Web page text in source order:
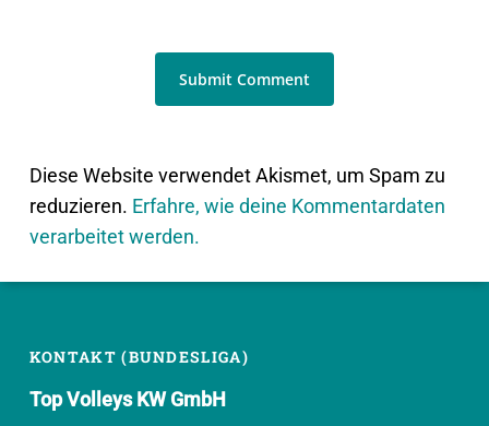
Diese Website verwendet Akismet, um Spam zu
reduzieren. Erfahre, wie deine Kommentardaten
verarbeitet werden.
KONTAKT (BUNDESLIGA)
Top Volleys KW GmbH